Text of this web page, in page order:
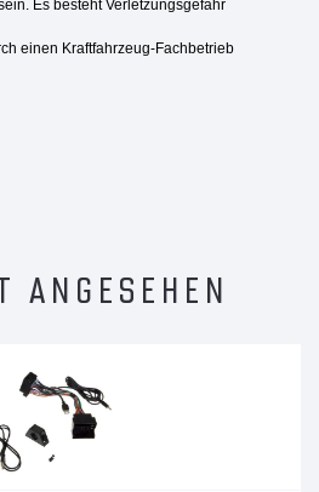
Es besteht Verletzungsgefahr
einen Kraftfahrzeug-Fachbetrieb
ANGESEHEN